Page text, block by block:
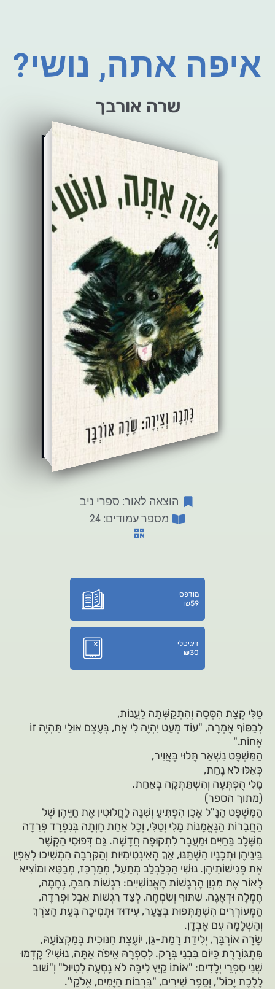
איפה אתה, נושי?
שרה אורבך
הוצאה לאור: ספרי ניב
מספר עמודים: 24
מודפס
₪59
דיגיטלי
₪30
טַלִּי קְצָת הִסְּסָה וְהִתְקַשְּׁתָה לַעֲנוֹת,
לְבַסּוֹף אָמְרָה, "עוֹד מְעַט יִהְיֶה לִי אָח, בְּעֶצֶם אוּלַי תִּהְיֶה זוֹ
אָחוֹת."
הַמִּשְׁפָּט נִשְׁאַר תָּלוּי בָּאֲוִיר,
כְּאִלּוּ לֹא נָחַת,
מָלִי הֻפְתְּעָה וְהִשְׁתַּתְּקָה בְּאַחַת.
(מתוך הספר)
הַמִּשְׁפָּט הַנָּ"ל אָכֵן הִפְתִּיעַ וְשִׁנָּה לַחֲלוּטִין אֶת חַיֵּיהֶן שֶׁל
הַחֲבֵרוֹת הַנֶּאֱמָנוֹת מָלִי וְטַלִּי, וְכָל אַחַת חָוְתָה בְּנִפְרָד פְּרֵדָה
מִשָּׁלָב בַּחַיִּים וּמַעֲבָר לִתְקוּפָה חֲדָשָׁה. גַּם דְּפוּסֵי הַקֶּשֶׁר
בֵּינֵיהֶן וּתְכָנָיו הִשְׁתַּנּוּ, אַךְ הָאִינְטִימִיּוּת וְהַקִּרְבָה הִמְשִׁיכוּ לְאַפְיֵן
אֶת פְּגִישׁוֹתֵיהֶן. נוּשִׁי הַכְּלַבְלַב מְתַעֵל, מְמַרְכֵּז, מְבַטֵּא וּמוֹצִיא
לָאוֹר אֶת מִגְוַן הָרְגָשׁוֹת הָאֱנוֹשִׁיִּים: רִגְשׁוֹת חִבּהָ, נֶחָמָה,
חֶמְלָה וּדְאָגָה, שִׁתּוּף וְשִׂמְחָה, לְצַד רִגְשׁוֹת אֵבֶל וּפְרֵדָה,
הַמְּעוֹרְרִים הִשְׁתַּתְּפוּת בְּצַעַר, עִידוּד וּתְמִיכָה בְּעֵת הַצֹּרֶךְ
וְהַשְׁלָמָה עִם אָבְדָן.
שָׂרָה אוֹרְבָּך, יְלִידַת רָמַת-גַּן, יוֹעֶצֶת חִנּוּכִית בְּמִקְצוֹעָהּ,
מִּתְגּוֹרֶרֶת כַּיּוֹם בִּבְנֵי בְּרָק. לְסִפְרָהּ אֵיפֹה אַתָּה, נוּשִׁי? קָדְמוּ
שְׁנֵי סִפְרֵי יְלָדִים: "אוֹתוֹ קַיִץ לִיבָּה לֹא נָסְעָה לְטִיּוּל" וְ"שׁוּב
לָלֶכֶת יָכוֹל", וְסֵפֶר שִׁירִים, "בִּרְבוֹת הַיָּמִים, אֱלֹקַי".